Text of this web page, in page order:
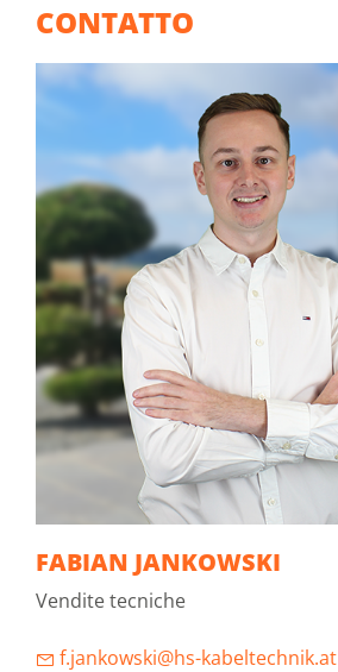
CONTATTO
FABIAN JANKOWSKI
Vendite tecniche
f.jankowski@hs-kabeltechnik.at